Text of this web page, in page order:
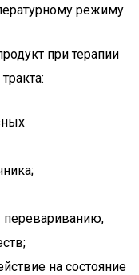
режиму.
при терапии
перевариванию,
на состояние